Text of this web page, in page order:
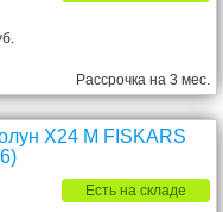
Рассрочка на 3 мес.
X24 M FISKARS
Есть на складе